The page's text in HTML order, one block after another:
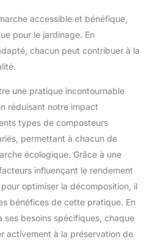
accessible et bénéfique,
pour le jardinage. En
chacun peut contribuer à la
une pratique incontournable
réduisant notre impact
types de composteurs
permettant à chacun de
écologique. Grâce à une
influençant le rendement
optimiser la décomposition, il
bénéfices de cette pratique. En
besoins spécifiques, chaque
activement à la préservation de